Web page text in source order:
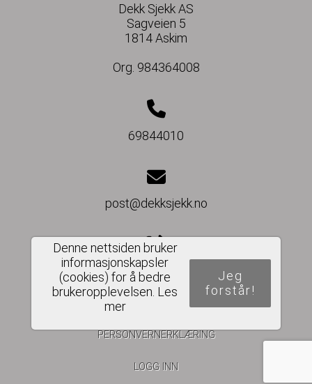
Dekk Sjekk AS
Sagveien 5
1814 Askim
Org. 984364008
69844010
post@dekksjekk.no
Del nettside
Denne nettsiden bruker
informasjonskapsler
(cookies) for å bedre
brukeropplevelsen. Les
mer
Jeg
forstår!
PERSONVERNERKLÆRING
LOGG INN